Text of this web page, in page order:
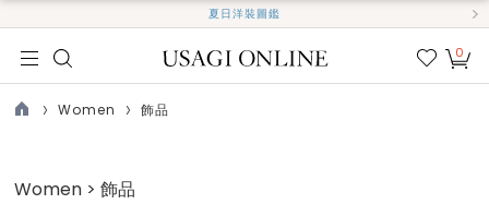
夏日洋裝圖鑑
我的
0
Women 飾品
Women > 飾品